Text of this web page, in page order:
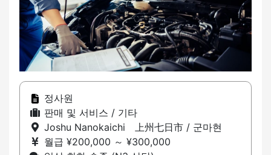
정사원
판매 및 서비스 / 기타
Joshu Nanokaichi 上州七日市 / 군마현
월급 ¥200,000 ～ ¥300,000